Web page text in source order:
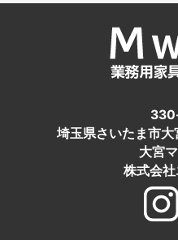
埼玉県さいたま市
大宮
株式会